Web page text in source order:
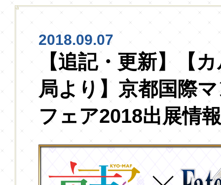
2018.09.07
【追記・更新】【
局より】京都国際
フェア2018出展情